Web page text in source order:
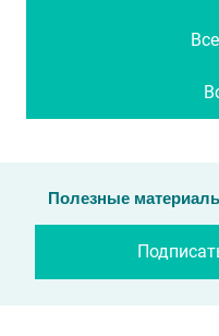
Полезные